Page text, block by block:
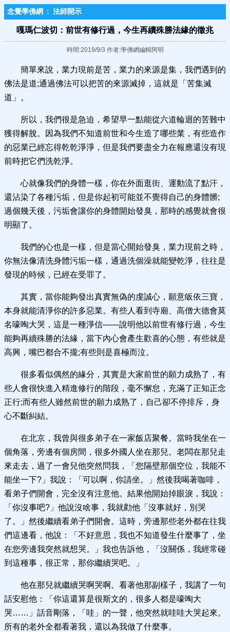
念覺學佛網 : 法師開示
嘎瑪仁波切：前世有修行過，今生再續殊勝法緣的徵兆
時間:2019/9/3 作者:學佛網編輯阿明
簡單來說，業力現前是苦，業力的來源是集，我們遇到的
佛法是道;通過佛法可以把苦的來源滅掉，這就是「苦集滅
道」。
所以，我們很是急迫，希望早一點能從六道輪迴的苦難中
獲得解脫。因為我們不知道前世和今生造了哪些業，有些造作
的惡業已經忘得乾乾淨淨，但是我們要盡全力在報應還沒有現
前時把它們洗乾淨。
心就像我們的身體一樣，你在外面逛街、運動流了點汗，
還沾染了各種污垢，但是你起初可能並不覺得自己的身體髒;
過個幾天後，污垢會讓你的身體開始發臭，那時的感覺就會很
明顯了。
我們的心也是一樣，但是當心開始發臭，業力現前之時，
你無法像清洗身體污垢一樣，通過洗個澡就能變乾淨，往往是
發現的時候，已經在受罪了。
其實，當你能夠發出真實無偽的虔誠心，願意皈依三寶，
本身就能清淨你的許多惡業。有些人看到寺廟、高僧大德會莫
名嚎啕大哭，這是一種淨信——說明他以前世有修行過，今生
能夠再續殊勝的法緣，當下內心會產生歡喜的心態，有些就是
高興，嘴巴都合不攏;有些則是喜極而泣。
很多看似偶然的緣分，其實是大家前世的願力成熟了，有
些人會很快進入精進修行的階段，毫不懈怠，充滿了正知正念
正行;而有些人雖然前世的願力成熟了，自己卻不停排斥，身
心不斷糾結。
在北京，我曾與很多弟子在一家飯店聚餐。當時我坐在一
個角落，旁邊有個房間，很多外國人坐在那兒。老闆在那兒走
來走去，過了一會兒他突然問我，「您隔壁那個空位，我能不
能坐一下?」我說：「可以啊，你請坐。」然後我喝著咖啡，
看弟子們開會，完全沒有注意他。結果他開始掉眼淚，我說：
「你沒事吧?」他說沒啥事，我就勸他「沒事就好，別哭
了。」然後繼續看弟子們開會。這時，旁邊那些老外都在往我
們這邊看，他說：「不好意思，我也不知道發生什麼事了，坐
在您旁邊我突然就想哭。」我也告訴他，「沒關係，我經常碰
到這種事，很正常，那你繼續哭吧。」
他在那兒就繼續哭啊哭啊。看著他那副樣子，我講了一句
話安慰他：「你這還算是很斯文的，很多人都是嚎啕大
哭……」話音剛落，「哇」的一聲，他突然就哇哇大哭起來。
所有的老外全都看著我，還以為我做了什麼事。